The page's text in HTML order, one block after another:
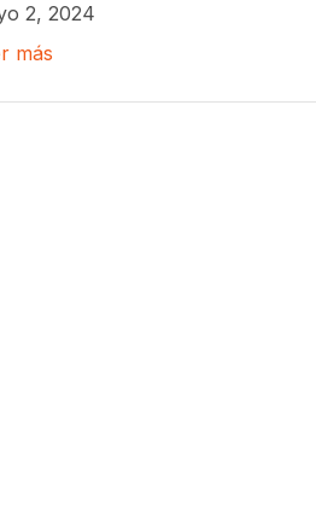
2, 2024
más